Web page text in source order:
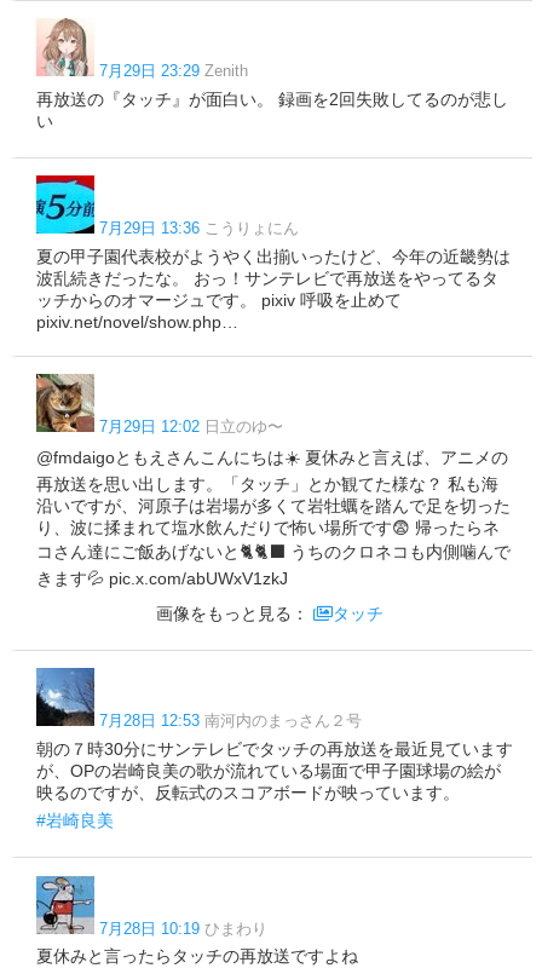
7月29日 23:29 Zenith
再放送の『タッチ』が面白い。 録画を2回失敗してるのが悲し
い
7月29日 13:36 こうりょにん
夏の甲子園代表校がようやく出揃いったけど、今年の近畿勢は
波乱続きだったな。 おっ！サンテレビで再放送をやってるタ
ッチからのオマージュです。 pixiv 呼吸を止めて
pixiv.net/novel/show.php…
7月29日 12:02 日立のゆ〜
@fmdaigoともえさんこんにちは☀️ 夏休みと言えば、アニメの
再放送を思い出します。「タッチ」とか観てた様な？ 私も海
沿いですが、河原子は岩場が多くて岩牡蠣を踏んで足を切った
り、波に揉まれて塩水飲んだりで怖い場所です😨 帰ったらネ
コさん達にご飯あげないと🐈🐈‍⬛ うちのクロネコも内側噛んで
きます💦 pic.x.com/abUWxV1zkJ
画像をもっと見る：
タッチ
7月28日 12:53 南河内のまっさん２号
朝の７時30分にサンテレビでタッチの再放送を最近見ています
が、OPの岩崎良美の歌が流れている場面で甲子園球場の絵が
映るのですが、反転式のスコアボードが映っています。
#岩崎良美
7月28日 10:19 ひまわり
夏休みと言ったらタッチの再放送ですよね